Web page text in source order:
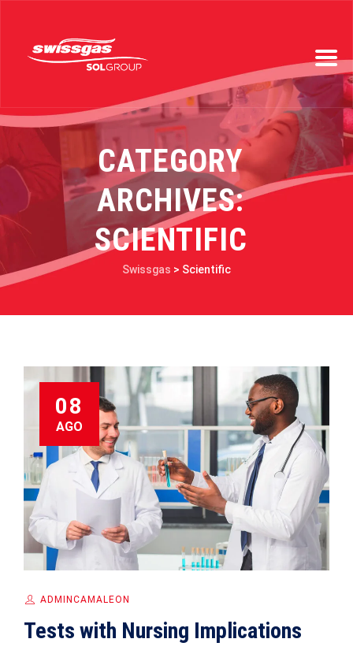
CATEGORY
ARCHIVES:
SCIENTIFIC
Swissgas > Scientific
08
AGO
ADMINCAMALEON
Tests with Nursing Implications